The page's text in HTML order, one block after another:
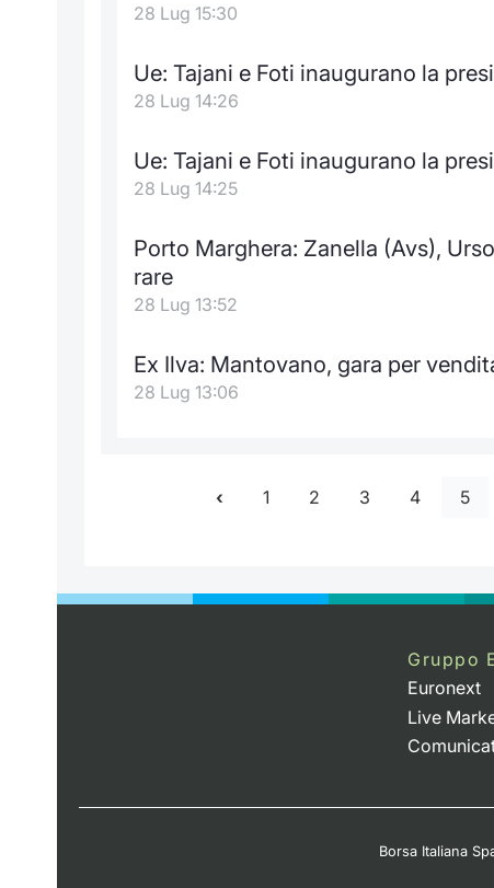
28 Lug 15:30
Ue: Tajani e Foti inaugurano la
28 Lug 14:26
Ue: Tajani e Foti inaugurano la
28 Lug 14:25
Porto Marghera: Zanella (Avs),
rare
28 Lug 13:52
Ex Ilva: Mantovano, gara per
28 Lug 13:06
1 2 3 4 5
Gruppo
Euronext
Live
Borsa Italiana